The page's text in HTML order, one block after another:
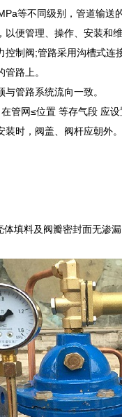
等不同级别，管道输送
便管理、操作、安装和
制阀;管路采用沟槽式连
路上。
管路系统流向一致。
管网≤位置 等存气段 应设
时，阀盖、阀杆应朝外。
填料及阀瓣密封面无渗